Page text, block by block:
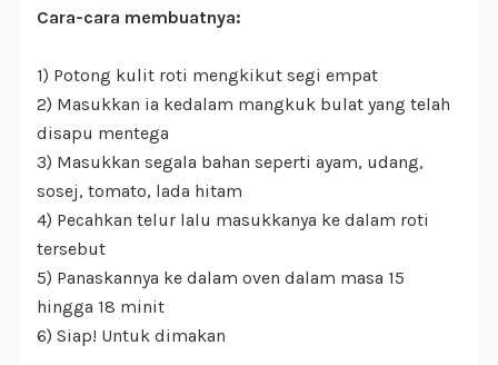
Cara-cara membuatnya:
1) Potong kulit roti mengkikut segi empat
2) Masukkan ia kedalam mangkuk bulat yang telah
disapu mentega
3) Masukkan segala bahan seperti ayam, udang,
sosej, tomato, lada hitam
4) Pecahkan telur lalu masukkanya ke dalam roti
tersebut
5) Panaskannya ke dalam oven dalam masa 15
hingga 18 minit
6) Siap! Untuk dimakan